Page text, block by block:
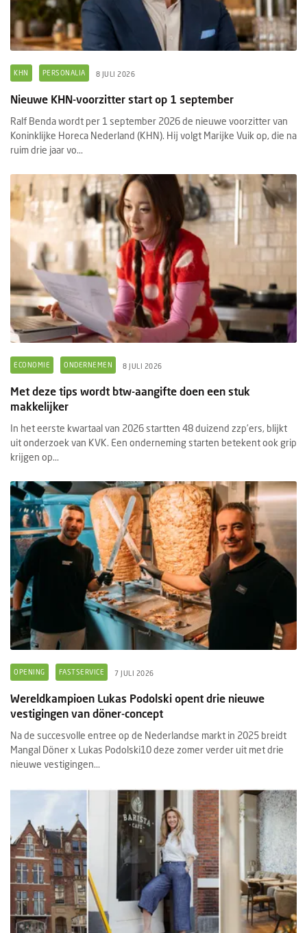
KHN PERSONALIA 8 JULI 2026
Nieuwe KHN-voorzitter start op 1 september
Ralf Benda wordt per 1 september 2026 de nieuwe voorzitter van
Koninklijke Horeca Nederland (KHN). Hij volgt Marijke Vuik op, die na
ruim drie jaar vo...
ECONOMIE ONDERNEMEN 8 JULI 2026
Met deze tips wordt btw-aangifte doen een stuk
makkelijker
In het eerste kwartaal van 2026 startten 48 duizend zzp’ers, blijkt
uit onderzoek van KVK. Een onderneming starten betekent ook grip
krijgen op...
OPENING FASTSERVICE 7 JULI 2026
Wereldkampioen Lukas Podolski opent drie nieuwe
vestigingen van döner-concept
Na de succesvolle entree op de Nederlandse markt in 2025 breidt
Mangal Döner x Lukas Podolski10 deze zomer verder uit met drie
nieuwe vestigingen...